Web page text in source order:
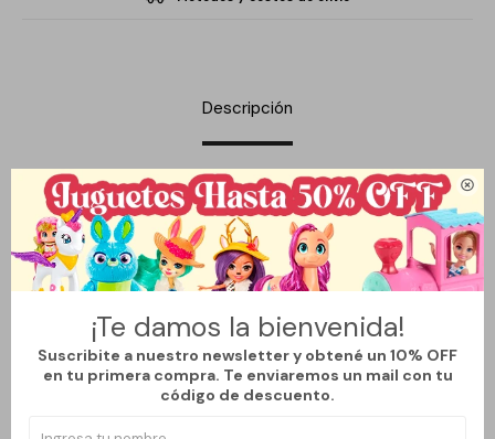

¡Te damos la bienvenida!
Suscribite a nuestro newsletter y obtené un 10% OFF
en tu primera compra. Te enviaremos un mail con tu
código de descuento.
Descripción
Guía de cuentas feng shui diseñada para activar y equilibrar la
energía vital del ambiente. Los colores representan los distintos
elementos del feng shui y trabajan en conjunto para estimular el
flujo del chi, aportando movimiento, vitalidad y armonía.
Se utiliza tradicionalmente en entradas, puertas, ventanas o
como separador energético entre ambientes, ayudando a
transformar energías estancadas en energía positiva y dinámica.
Ideal para hogares, oficinas, locales comerciales o espacios